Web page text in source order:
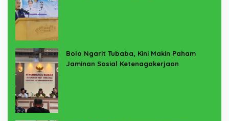
Bolo Ngarit Tubaba, Kini Makin Paham
Jaminan Sosial Ketenagakerjaan